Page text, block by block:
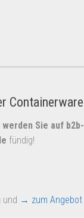
Containerware
werden Sie auf b2b-
fündig!
und → zum Angebot